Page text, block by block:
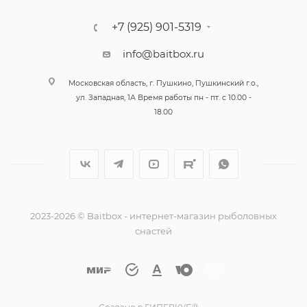
текстуру для конкретных условий ловли. Это дает
возможность экспериментировать и
+7 (925) 901-5319
info@baitbox.ru
Московская область, г. Пушкино, Пушкинский г.о.,
ул. Западная, 1А Время работы пн - пт. с 10.00 -
18.00
2023-2026 © Baitbox - интернет-магазин рыболовных
снастей